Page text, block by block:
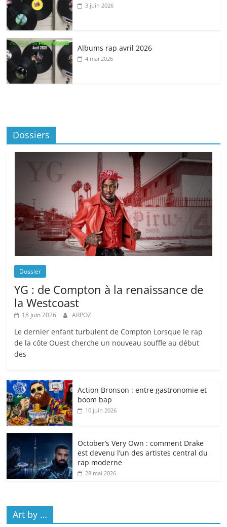
3 juin 2026
Albums rap avril 2026
4 mai 2026
Dossiers
Dossier
YG : de Compton à la renaissance de
la Westcoast
18 juin 2026 ARPOZ
Le dernier enfant turbulent de Compton Lorsque le rap
de la côte Ouest cherche un nouveau souffle au début
des
Action Bronson : entre gastronomie et
boom bap
10 juin 2026
October’s Very Own : comment Drake
est devenu l’un des artistes central du
rap moderne
28 mai 2026
Art by …